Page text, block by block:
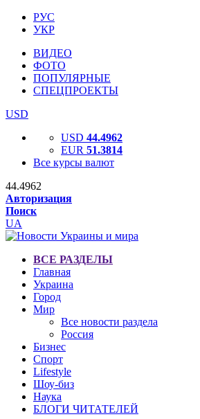
РУС
УКР
ВИДЕО
ФОТО
ПОПУЛЯРНЫЕ
СПЕЦПРОЕКТЫ
USD
USD 44.4962
EUR 51.3814
Все курсы валют
44.4962
Авторизация
Поиск
UA
ВСЕ РАЗДЕЛЫ
Главная
Украина
Город
Мир
Все новости раздела
Россия
Бизнес
Спорт
Lifestyle
Шоу-биз
Наука
БЛОГИ ЧИТАТЕЛЕЙ